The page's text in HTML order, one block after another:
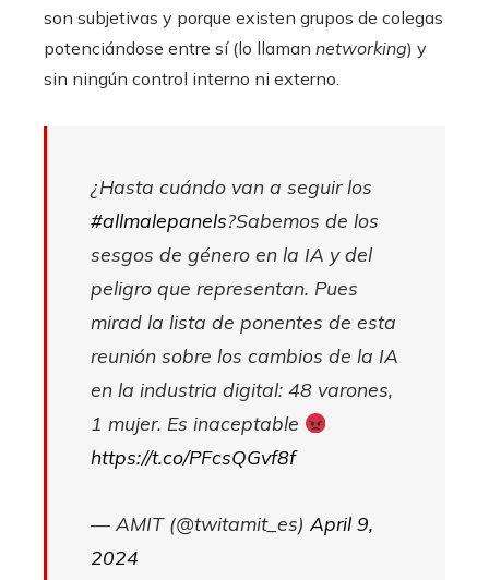
son subjetivas y porque existen grupos de colegas
potenciándose entre sí (lo llaman networking) y
sin ningún control interno ni externo.
¿Hasta cuándo van a seguir los
#allmalepanels?Sabemos de los
sesgos de género en la IA y del
peligro que representan. Pues
mirad la lista de ponentes de esta
reunión sobre los cambios de la IA
en la industria digital: 48 varones,
1 mujer. Es inaceptable
https://t.co/PFcsQGvf8f
— AMIT (@twitamit_es) April 9,
2024